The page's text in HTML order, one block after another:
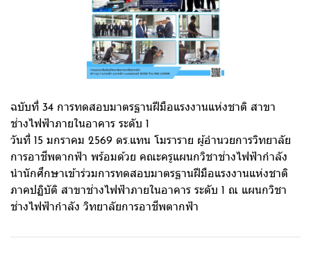
ฉบับที่ 34 การทดสอบมาตรฐานฝีมือแรงงานแห่งชาติ สาขา
ช่างไฟฟ้าภายในอาคาร ระดับ 1
วันที่ 15 มกราคม 2569 ดร.แทน โมราราย ผู้อำนวยการวิทยาลัย
การอาชีพตากฟ้า พร้อมด้วย คณะครูแผนกวิชาช่างไฟฟ้ากำลัง
นำนักศึกษาเข้าร่วมการทดสอบมาตรฐานฝีมือแรงงานแห่งชาติ
ภาคปฏิบัติ สาขาช่างไฟฟ้าภายในอาคาร ระดับ 1 ณ แผนกวิชา
ช่างไฟฟ้ากำลัง วิทยาลัยการอาชีพตากฟ้า